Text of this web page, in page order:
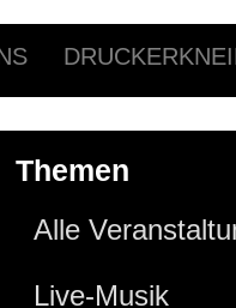
Themen
Alle
Live-Musik